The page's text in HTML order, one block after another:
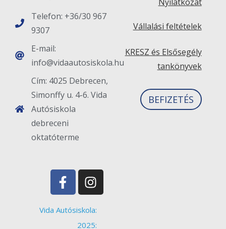
Telefon: +36/30 967
9307
E-mail:
info@vidaautosiskola.hu
Cím: 4025 Debrecen,
Simonffy u. 4-6. Vida
Autósiskola
debreceni
oktatóterme
Vállalási feltételek
KRESZ és Elsősegély
tankönyvek
BEFIZETÉS
Vida Autósiskola:
2025: